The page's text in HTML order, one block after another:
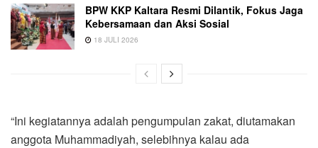
BPW KKP Kaltara Resmi Dilantik, Fokus Jaga
Kebersamaan dan Aksi Sosial
18 JULI 2026
“Ini kegiatannya adalah pengumpulan zakat, diutamakan
anggota Muhammadiyah, selebihnya kalau ada